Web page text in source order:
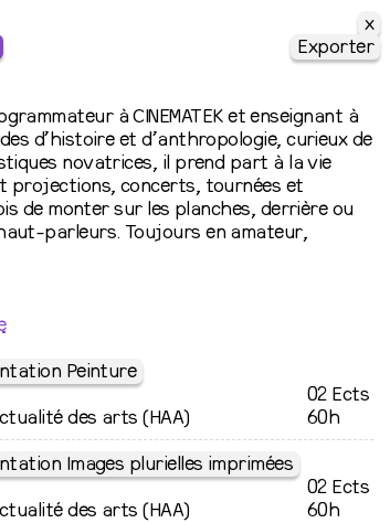
x
Exporter
à CINEMATEK et enseignant à
d’histoire et d’anthropologie, curieux de
novatrices, il prend part à la vie
projections, concerts, tournées et
de monter sur les planches, derrière ou
parleurs. Toujours en amateur,
Peinture
des arts (HAA)
02 Ects
60h
Images plurielles imprimées
des arts (HAA)
02 Ects
60h